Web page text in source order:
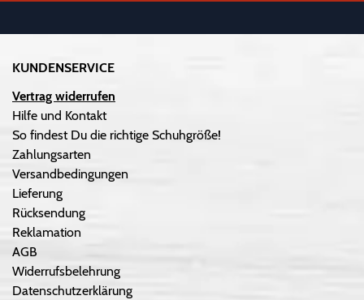
KUNDENSERVICE
Vertrag widerrufen
Hilfe und Kontakt
So findest Du die richtige Schuhgröße!
Zahlungsarten
Versandbedingungen
Lieferung
Rücksendung
Reklamation
AGB
Widerrufsbelehrung
Datenschutzerklärung